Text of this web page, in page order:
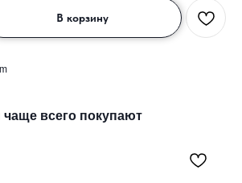
В корзину
всего покупают